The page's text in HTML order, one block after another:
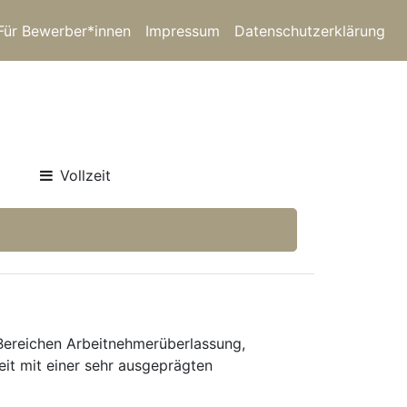
Bewerber*innen Impressum Datenschutzerklärung
Vollzeit
Arbeitnehmerüberlassung,
mit einer sehr ausgeprägten